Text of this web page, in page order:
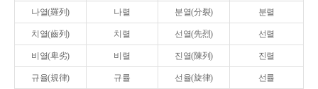
나열(羅列) 나렬 분열(分裂) 분렬
치열(齒列) 치렬 선열(先烈) 선렬
비열(卑劣) 비렬 진열(陳列) 진렬
규율(規律) 규률 선율(旋律) 선률